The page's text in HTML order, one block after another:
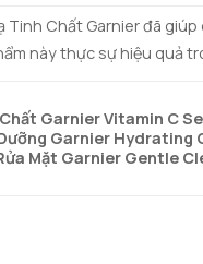
Tinh Chất Garnier đã
này thực sự hiệu quả
Garnier Vitamin C
Garnier Hydrating
Mặt Garnier Gentle